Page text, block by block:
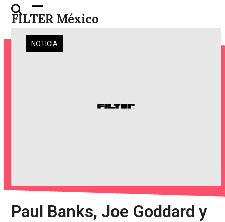
Skip
FILTER México
Open
mobile
menu
Close
mobile
menu
NOTICIA
Paul Banks, Joe Goddard y